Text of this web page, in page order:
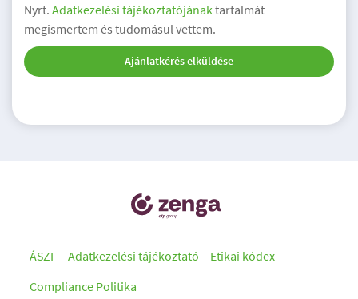
Nyrt. Adatkezelési tájékoztatójánaktartalmát
megismertem és tudomásul vettem.
Ajánlatkérés elküldése
ÁSZF Adatkezelési tájékoztató
Etikai kódex
Compliance Politika